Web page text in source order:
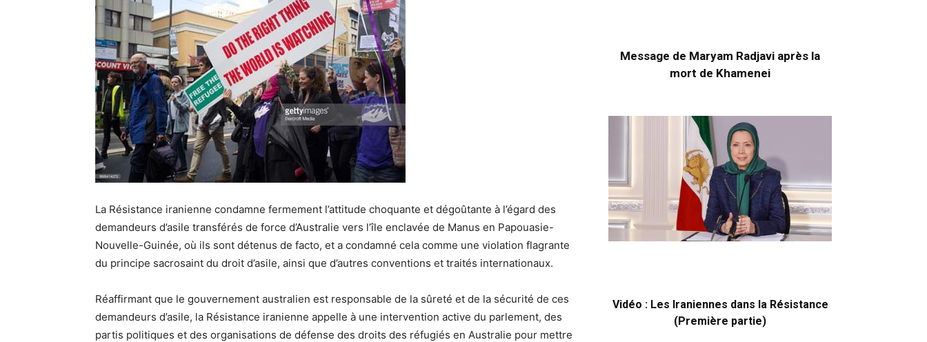
La Résistance iranienne condamne fermement l’attitude choquante et dégoûtante à l’égard des
demandeurs d’asile transférés de force d’Australie vers l’île enclavée de Manus en Papouasie-
Nouvelle-Guinée, où ils sont détenus de facto, et a condamné cela comme une violation flagrante
du principe sacrosaint du droit d’asile, ainsi que d’autres conventions et traités internationaux.
Réaffirmant que le gouvernement australien est responsable de la sûreté et de la sécurité de ces
demandeurs d’asile, la Résistance iranienne appelle à une intervention active du parlement, des
partis politiques et des organisations de défense des droits des réfugiés en Australie pour mettre
Message de Maryam Radjavi après la
mort de Khamenei
Vidéo : Les Iraniennes dans la Résistance
(Première partie)